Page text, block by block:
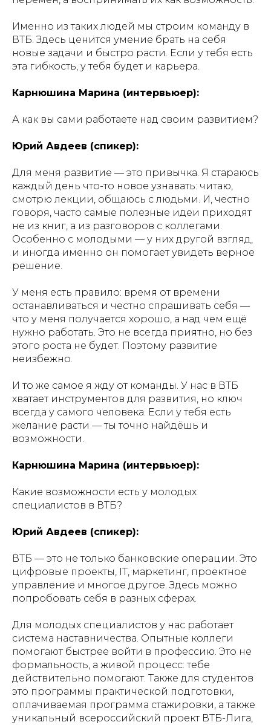
Именно из таких людей мы строим команду в
ВТБ. Здесь ценится умение брать на себя
новые задачи и быстро расти. Если у тебя есть
эта гибкость, у тебя будет и карьера.
Карнюшина Марина (интервьюер):
А как вы сами работаете над своим развитием?
Юрий Авдеев (спикер):
Для меня развитие — это привычка. Я стараюсь
каждый день что-то новое узнавать: читаю,
смотрю лекции, общаюсь с людьми. И, честно
говоря, часто самые полезные идеи приходят
не из книг, а из разговоров с коллегами.
Особенно с молодыми — у них другой взгляд,
и иногда именно он помогает увидеть верное
решение.
У меня есть правило: время от времени
останавливаться и честно спрашивать себя —
что у меня получается хорошо, а над чем ещё
нужно работать. Это не всегда приятно, но без
этого роста не будет. Поэтому развитие
неизбежно.
И то же самое я жду от команды. У нас в ВТБ
хватает инструментов для развития, но ключ
всегда у самого человека. Если у тебя есть
желание расти — ты точно найдёшь и
возможности.
Карнюшина Марина (интервьюер):
Какие возможности есть у молодых
специалистов в ВТБ?
Юрий Авдеев (спикер):
ВТБ — это не только банковские операции. Это
цифровые проекты, IT, маркетинг, проектное
управление и многое другое. Здесь можно
попробовать себя в разных сферах.
Для молодых специалистов у нас работает
система наставничества. Опытные коллеги
помогают быстрее войти в профессию. Это не
формальность, а живой процесс: тебе
действительно помогают. Также для студентов
это программы практической подготовки,
оплачиваемая программа стажировки, а также
уникальный всероссийский проект ВТБ-Лига,